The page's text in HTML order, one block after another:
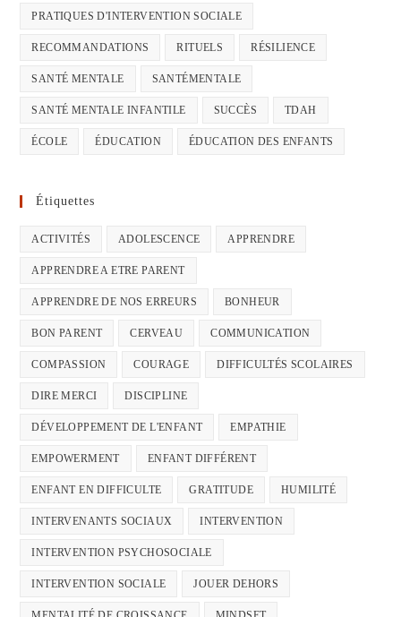
PRATIQUES D'INTERVENTION SOCIALE
RECOMMANDATIONS RITUELS RÉSILIENCE
SANTÉ MENTALE SANTÉMENTALE
SANTÉ MENTALE INFANTILE SUCCÈS TDAH
ÉCOLE ÉDUCATION ÉDUCATION DES ENFANTS
Étiquettes
ACTIVITÉS ADOLESCENCE APPRENDRE
APPRENDRE A ETRE PARENT
APPRENDRE DE NOS ERREURS BONHEUR
BON PARENT CERVEAU COMMUNICATION
COMPASSION COURAGE DIFFICULTÉS SCOLAIRES
DIRE MERCI DISCIPLINE
DÉVELOPPEMENT DE L'ENFANT EMPATHIE
EMPOWERMENT ENFANT DIFFÉRENT
ENFANT EN DIFFICULTE GRATITUDE HUMILITÉ
INTERVENANTS SOCIAUX INTERVENTION
INTERVENTION PSYCHOSOCIALE
INTERVENTION SOCIALE JOUER DEHORS